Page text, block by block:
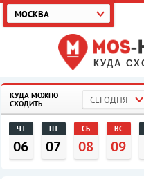
КУДА
МОСКВА
КУДА МОЖНО
СХОДИТЬ
СЕГОДНЯ
ЧТ
06
ПТ
07
СБ
08
ВС
09